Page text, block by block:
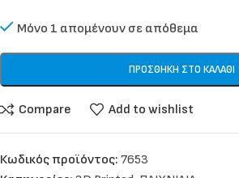
Μόνο 1 απομένουν σε απόθεμα
ΠΡΟΣΘΉΚΗ ΣΤΟ ΚΑΛΆΘΙ
Compare Add to wishlist
Κωδικός προϊόντος: 7653